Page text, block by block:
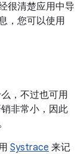
很清楚应用中导
，您可以使用
，不过也可用
非常小，因此
Systrace 来记